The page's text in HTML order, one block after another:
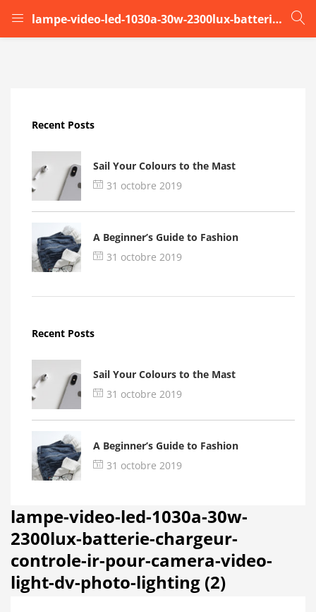
lampe-video-led-1030a-30w-2300lux-batterie-chargeur-controle-ir-pour-camera-video-light-dv-photo-lighting (2)
LOGIN
Remember me
Login
Recent Posts
Sail Your Colours to the Mast
31 octobre 2019
A Beginner’s Guide to Fashion
31 octobre 2019
Recent Posts
Sail Your Colours to the Mast
31 octobre 2019
A Beginner’s Guide to Fashion
31 octobre 2019
lampe-video-led-1030a-30w-
2300lux-batterie-chargeur-
controle-ir-pour-camera-video-
light-dv-photo-lighting (2)